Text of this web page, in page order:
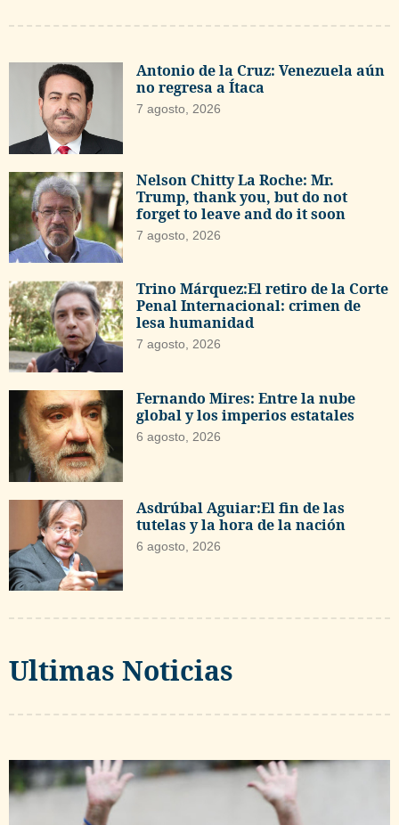
Antonio de la Cruz: Venezuela aún
no regresa a Ítaca
7 agosto, 2026
Nelson Chitty La Roche: Mr.
Trump, thank you, but do not
forget to leave and do it soon
7 agosto, 2026
Trino Márquez:El retiro de la Corte
Penal Internacional: crimen de
lesa humanidad
7 agosto, 2026
Fernando Mires: Entre la nube
global y los imperios estatales
6 agosto, 2026
Asdrúbal Aguiar:El fin de las
tutelas y la hora de la nación
6 agosto, 2026
Ultimas Noticias